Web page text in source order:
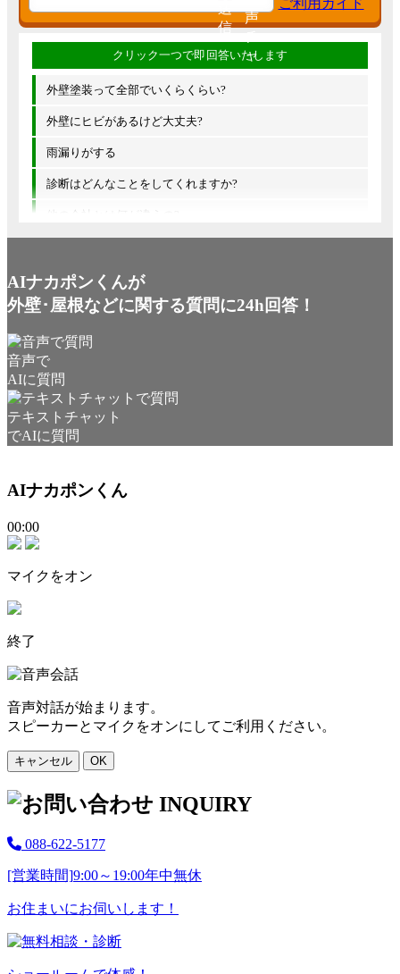
外壁塗装って全部でいくらくらい?
外壁にヒビがあるけど大丈夫?
雨漏りがする
診断はどんなことをしてくれますか?
他の会社とは何が違うの?
AIナカポンくんが
外壁･屋根などに関する質問に24h回答！
音声で
AIに質問
テキストチャット
でAIに質問
AIナカポンくん
00:00
マイクをオン
終了
音声対話が始まります。
スピーカーとマイクをオンにしてご利用ください。
キャンセル OK
088-622-5177
[営業時間]9:00～19:00年中無休
お住まいにお伺いします！